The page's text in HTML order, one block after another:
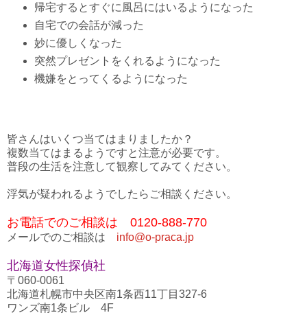
帰宅するとすぐに風呂にはいるようになった
自宅での会話が減った
妙に優しくなった
突然プレゼントをくれるようになった
機嫌をとってくるようになった
皆さんはいくつ当てはまりましたか？
複数当てはまるようですと注意が必要です。
普段の生活を注意して観察してみてください。
浮気が疑われるようでしたらご相談ください。
お電話でのご相談は 0120-888-770
メールでのご相談は info@o-praca.jp
北海道女性探偵社
〒060-0061
北海道札幌市中央区南1条西11丁目327-6
ワンズ南1条ビル 4F